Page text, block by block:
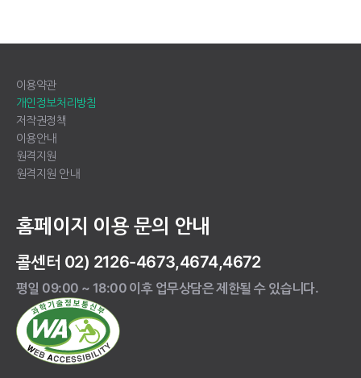
이용약관
개인정보처리방침
저작권정책
이용안내
원격지원
원격지원 안내
홈페이지 이용 문의 안내
콜센터 02) 2126-4673,4674,4672
평일 09:00 ~ 18:00 이후 업무상담은 제한될 수 있습니다.